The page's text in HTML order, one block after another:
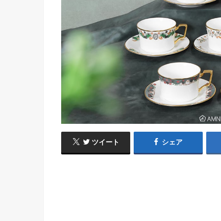
ツイート シェア